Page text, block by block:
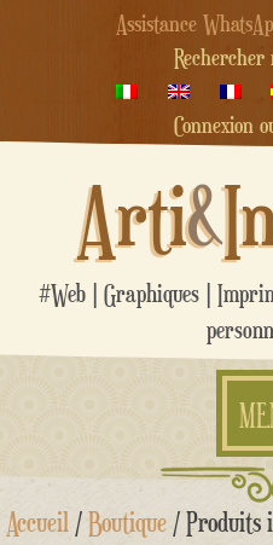
Assistance
Rechercher
Connexion
Arti&
#Web | Graphiques |
Aller
auAccueil /Boutique / Produits